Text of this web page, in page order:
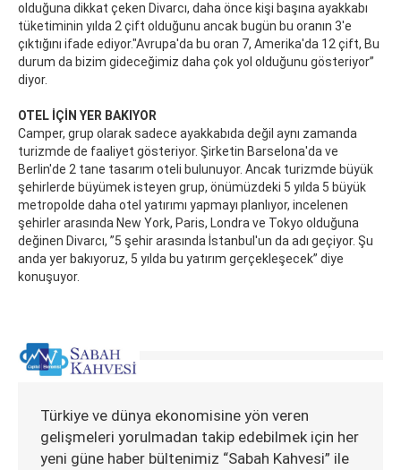
olduğuna dikkat çeken Divarcı, daha önce kişi başına ayakkabı
tüketiminin yılda 2 çift olduğunu ancak bugün bu oranın 3'e
çıktığını ifade ediyor."Avrupa'da bu oran 7, Amerika'da 12 çift, Bu
durum da bizim gideceğimiz daha çok yol olduğunu gösteriyor”
diyor.
OTEL İÇİN YER BAKIYOR
Camper, grup olarak sadece ayakkabıda değil aynı zamanda
turizmde de faaliyet gösteriyor. Şirketin Barselona'da ve
Berlin'de 2 tane tasarım oteli bulunuyor. Ancak turizmde büyük
şehirlerde büyümek isteyen grup, önümüzdeki 5 yılda 5 büyük
metropolde daha otel yatırımı yapmayı planlıyor, incelenen
şehirler arasında New York, Paris, Londra ve Tokyo olduğuna
değinen Divarcı, ”5 şehir arasında İstanbul'un da adı geçiyor. Şu
anda yer bakıyoruz, 5 yılda bu yatırım gerçekleşecek” diye
konuşuyor.
Türkiye ve dünya ekonomisine yön veren
gelişmeleri yorulmadan takip edebilmek için her
yeni güne haber bültenimiz “Sabah Kahvesi” ile